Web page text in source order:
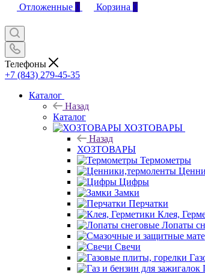
Отложенные 0 Корзина 0
Телефоны
+7 (843) 279-45-35
Каталог
Назад
Каталог
ХОЗТОВАРЫ
Назад
ХОЗТОВАРЫ
Термометры
Цифры
Замки
Перчатки
Клея,
Лопаты
Свечи